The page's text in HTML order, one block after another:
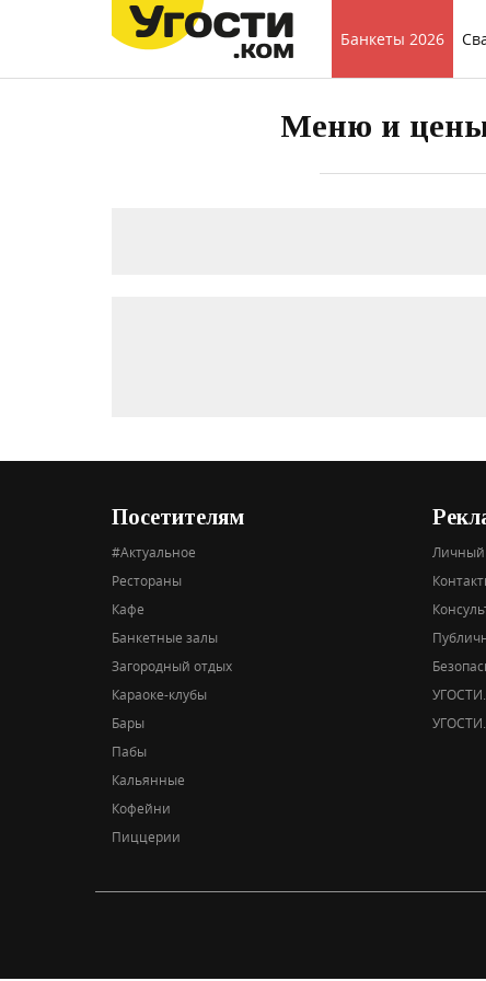
Банкеты 2026
Меню и цены
Посетителям
#Актуальное
Рестораны
Кафе
Банкетные залы
Загородный отдых
Караоке-клубы
Бары
Пабы
Кальянные
Кофейни
Пиццерии
Личный